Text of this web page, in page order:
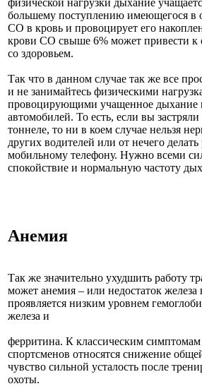
большему поступлению имеющегося в
CO в кровь и провоцирует его
крови СО свыше 6% может привести к
со здоровьем.
Так что в данном случае так же все
и не занимайтесь физическими
провоцирующими учащенное дыхание
автомобилей. То есть, если вы
тоннеле, то ни в коем случае нельзя
других водителей или от нечего
мобильному телефону. Нужно всеми
спокойствие и нормальную частоту
Анемия
Так же значительно ухудшить работу
может анемия – или недостаток
проявляется низким уровнем
железа и
ферритина. К классическим
спортсменов относятся снижение
чувство сильной усталость после
охоты.